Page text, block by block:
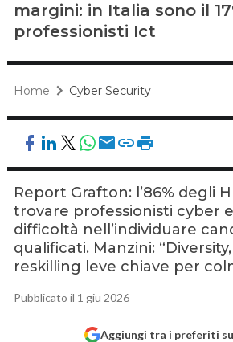
margini: in Italia sono il
professionisti Ict
Home Cyber Security
Report Grafton: l’86% degli
trovare professionisti cyber
difficoltà nell’individuare
qualificati. Manzini:
reskilling leve chiave per
Pubblicato il 1 giu 2026
Aggiungi tra i preferiti